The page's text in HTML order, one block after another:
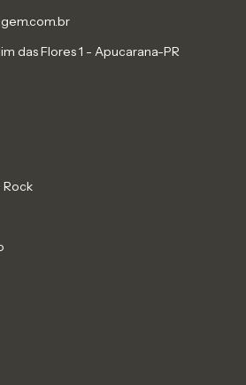
das Flores 1 - Apucarana-PR
Rock